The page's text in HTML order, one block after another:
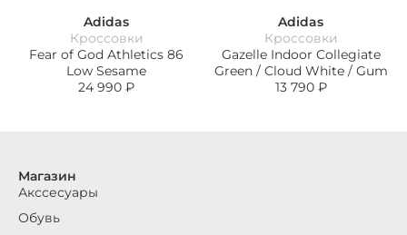
Adidas
Кроссовки
Fear of God Athletics 86
Low Sesame
24 990 ₽
Adidas
Кроссовки
Gazelle Indoor Collegiate
Green / Cloud White / Gum
13 790 ₽
Магазин
Акссесуары
Обувь